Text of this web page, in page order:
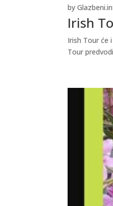
Irish
by
Irish Tour će
Tour